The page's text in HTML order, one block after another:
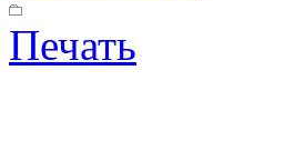
Печать